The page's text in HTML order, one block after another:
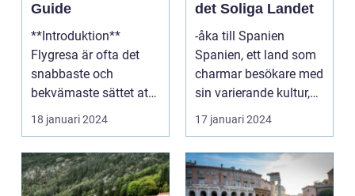
Guide
**Introduktion**
Flygresa är ofta det
snabbaste och
bekvämaste sättet att
resa till England från
ol...
18 januari 2024
det Soliga Landet
-åka till Spanien
Spanien, ett land som
charmar besökare med
sin varierande kultur,
vackra stränder...
17 januari 2024